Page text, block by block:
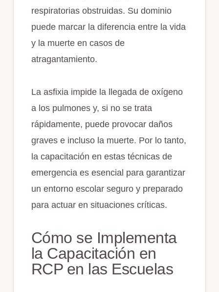
respiratorias obstruidas. Su dominio
puede marcar la diferencia entre la vida
y la muerte en casos de
atragantamiento.
La asfixia impide la llegada de oxígeno
a los pulmones y, si no se trata
rápidamente, puede provocar daños
graves e incluso la muerte. Por lo tanto,
la capacitación en estas técnicas de
emergencia es esencial para garantizar
un entorno escolar seguro y preparado
para actuar en situaciones críticas.
Cómo se Implementa
la Capacitación en
RCP en las Escuelas